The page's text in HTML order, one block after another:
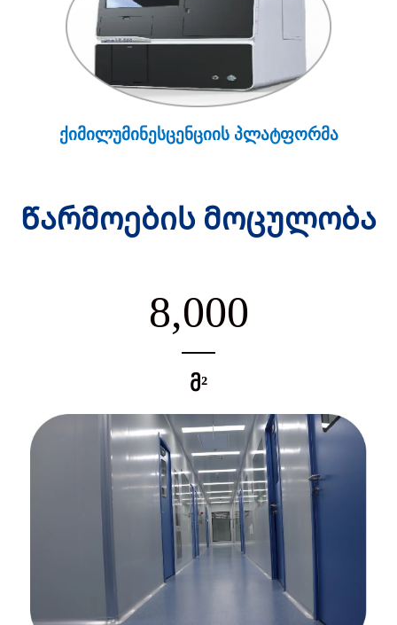
ქიმილუმინესცენციის პლატფორმა
Წარმოების მოცულობა
8,000
მ²